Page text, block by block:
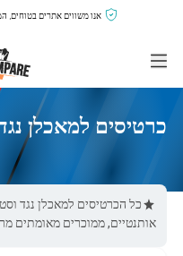
אנו משווים אתרים בטוחים,
כרטיסים למאכלן
אותנטיים, ממוכרים מאומתים